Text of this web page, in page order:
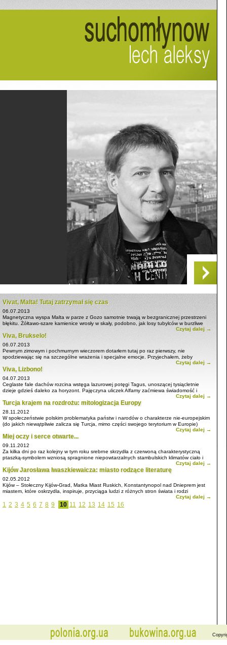
Vivat, Malta! Tutaj zatrzymał się czas
06.07.2013
Magnetyczna wyspa Malta w parze z Gozo samotnie trwają w bezgranicznej przestrzeni
błękitu. Żółtawo-szare kamienice wrosły w skały, podobno, jak losy tubylców w burzliwe
Czytaj dalej →
Viva, Brukselo!
06.07.2013
Pewnym zimowym i pochmurnym wieczorem dotarłem tutaj po raz pierwszy, nie
spodziewając się na szczególne wrażenia i specjalne emocje. Przyjechałem, żeby
Czytaj dalej →
Viva, Lizbono!
04.07.2013
Ceglaste fale dachów rozcina wstęga lazurowej potęgi Tagus, unoszącej tysiącletnie
dzieje gdzieś daleko za horyzont. Pajęczyna uliczek Alfamy zaćmiewa świadomość i
Czytaj dalej →
Turcja krajem na rozdrożu: mitologizacja Europy
28.11.2012
W społeczeństwie polskim problematyka państw i narodów o charakterze nie-europejskim
(do jakich niewątpliwie zalicza się Turcja, mimo części swojego terytorium w Europie)
Czytaj dalej →
Miej oczy i serce otwarte...
09.11.2012
Za kilka dni po raz kolejny w tym roku srebrne skrzydła z czerwoną charakterystyczną
ptaszką-symbolem wzniosą spragnione niepowtarzalnych stambulskich klimatów ciało i
Czytaj dalej →
Kijów Jarosława Iwaszkiewaicza: miasto rodzące literaturę
02.05.2012
Kijów – Stołeczny Kijów-Grad, Matka Miast Ruskich, Konstantynopol nad Dnieprem jest
miastem, które oskrzydla, inspiruje, przyciąga ludzi z różnych stron świata i rodzi
Czytaj dalej →
1 2 3 4 5 6 7 8 9 10 11 12 13 14 15 16